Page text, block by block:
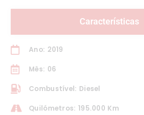
Características
Ano: 2019
Mês: 06
Combustível: Diesel
Quilómetros: 195.000 Km